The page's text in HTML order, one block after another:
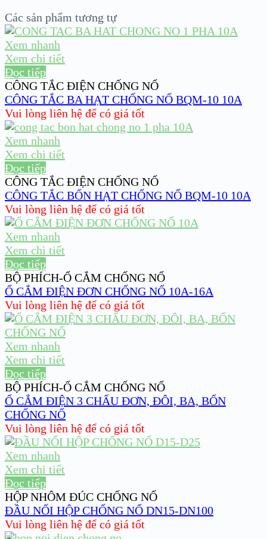
Các sản phẩm tương tự
Xem nhanh
Xem chi tiết
Đọc tiếp
CÔNG TẮC ĐIỆN CHỐNG NỔ
CÔNG TẮC BA HẠT CHỐNG NỔ BQM-10 10A
Vui lòng liên hệ để có giá tốt
Xem nhanh
Xem chi tiết
Đọc tiếp
CÔNG TẮC ĐIỆN CHỐNG NỔ
CÔNG TẮC BỐN HẠT CHỐNG NỔ BQM-10 10A
Vui lòng liên hệ để có giá tốt
Xem nhanh
Xem chi tiết
Đọc tiếp
BỘ PHÍCH-Ổ CẮM CHỐNG NỔ
Ổ CẮM ĐIỆN ĐƠN CHỐNG NỔ 10A-16A
Vui lòng liên hệ để có giá tốt
Xem nhanh
Xem chi tiết
Đọc tiếp
BỘ PHÍCH-Ổ CẮM CHỐNG NỔ
Ổ CẮM ĐIỆN 3 CHẤU ĐƠN, ĐÔI, BA, BỐN
CHỐNG NỔ
Vui lòng liên hệ để có giá tốt
Xem nhanh
Xem chi tiết
Đọc tiếp
HỘP NHÔM ĐÚC CHỐNG NỔ
ĐẦU NỐI HỘP CHỐNG NỔ DN15-DN100
Vui lòng liên hệ để có giá tốt